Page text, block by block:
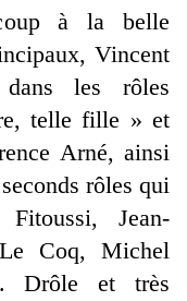
à la belle
Vincent
les rôles
telle fille » et
Arné, ainsi
rôles qui
Fitoussi, Jean-
Coq, Michel
Drôle et très